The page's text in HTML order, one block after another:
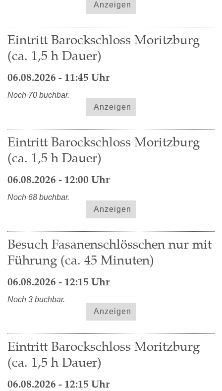
Anzeigen
Eintritt Barockschloss Moritzburg
(ca. 1,5 h Dauer)
06.08.2026 - 11:45 Uhr
Noch 70 buchbar.
Anzeigen
Eintritt Barockschloss Moritzburg
(ca. 1,5 h Dauer)
06.08.2026 - 12:00 Uhr
Noch 68 buchbar.
Anzeigen
Besuch Fasanenschlösschen nur mit
Führung (ca. 45 Minuten)
06.08.2026 - 12:15 Uhr
Noch 3 buchbar.
Anzeigen
Eintritt Barockschloss Moritzburg
(ca. 1,5 h Dauer)
06.08.2026 - 12:15 Uhr